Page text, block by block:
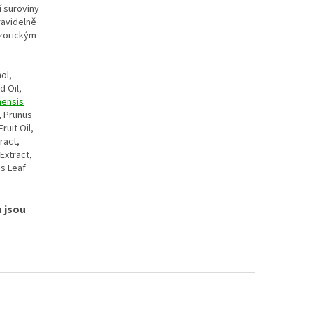
suroviny
Oil,
Oil,
Leaf
jsou